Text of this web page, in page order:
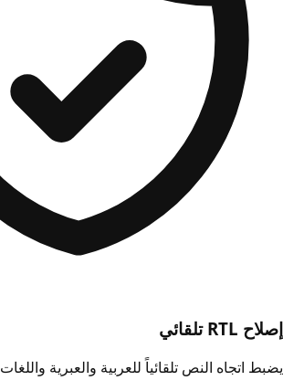
إصلاح RTL تلقائي
يضبط اتجاه النص تلقائياً للعربية والعبرية واللغات RTL.